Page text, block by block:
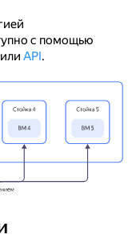
с помощью
или API.